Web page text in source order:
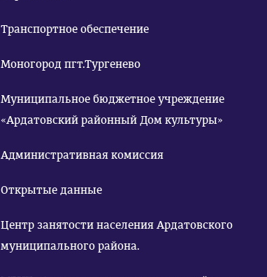
Транспортное обеспечение
Моногород пгт.Тургенево
Муниципальное бюджетное учреждение
«Ардатовский районный Дом культуры»
Административная комиссия
Открытые данные
Центр занятости населения Ардатовского
муниципального района.